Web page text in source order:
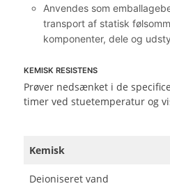
Anvendes som
transport af statisk
komponenter, dele og
KEMISK RESISTENS
Prøver nedsænket i de
timer ved stuetemperatur og
Kemisk
Deioniseret vand